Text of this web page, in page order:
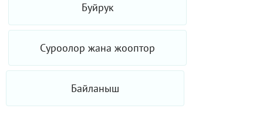
Буйрук
Суроолор жана жооптор
Байланыш